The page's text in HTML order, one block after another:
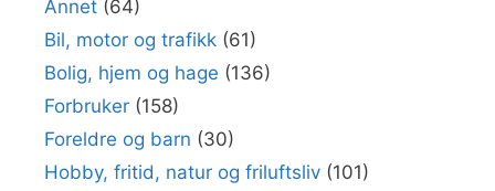
Annet (64)
Bil, motor og trafikk (61)
Bolig, hjem og hage (136)
Forbruker (158)
Foreldre og barn (30)
Hobby, fritid, natur og friluftsliv (101)